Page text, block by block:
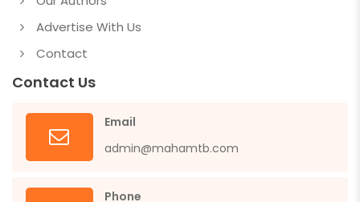
Advertise With Us
Contact
Contact Us
Email
admin@mahamtb.com
Phone